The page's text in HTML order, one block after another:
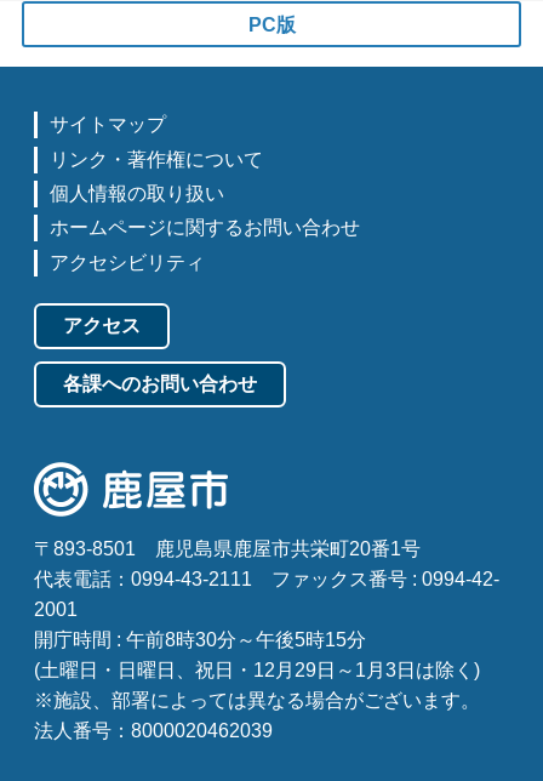
PC版
サイトマップ
リンク・著作権について
個人情報の取り扱い
ホームページに関するお問い合わせ
アクセシビリティ
アクセス
各課へのお問い合わせ
〒893-8501
鹿児島県鹿屋市共栄町20番1号
代表電話：0994-43-2111
ファックス番号 : 0994-42-
2001
開庁時間 : 午前8時30分～午後5時15分
(土曜日・日曜日、祝日・12月29日～1月3日は除く)
※施設、部署によっては異なる場合がございます。
法人番号：8000020462039